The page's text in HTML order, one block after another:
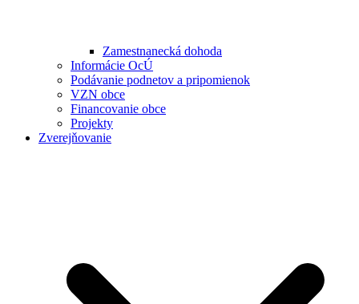
Zamestnanecká dohoda
Informácie OcÚ
Podávanie podnetov a pripomienok
VZN obce
Financovanie obce
Projekty
Zverejňovanie